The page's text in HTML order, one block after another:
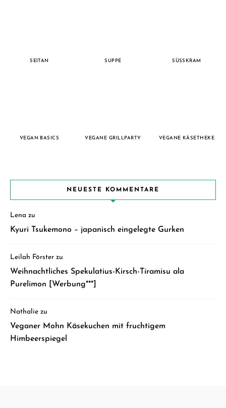
SEITAN SUPPE SÜSSKRAM
VEGAN BASICS VEGANE GRILLPARTY VEGANE KÄSETHEKE
NEUESTE KOMMENTARE
Lena zu
Kyuri Tsukemono – japanisch eingelegte Gurken
Leilah Förster zu
Weihnachtliches Spekulatius-Kirsch-Tiramisu ala
Purelimon [Werbung***]
Nathalie zu
Veganer Mohn Käsekuchen mit fruchtigem
Himbeerspiegel